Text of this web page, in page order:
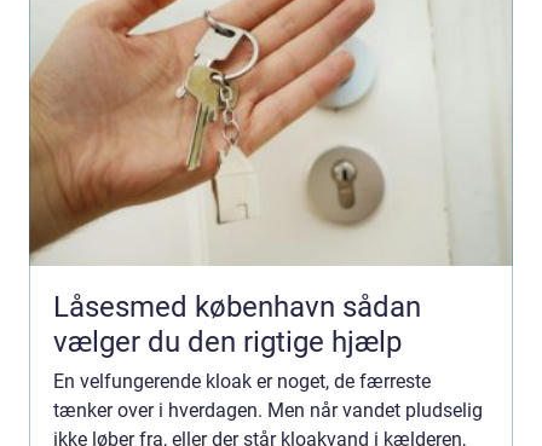
Låsesmed københavn sådan
vælger du den rigtige hjælp
En velfungerende kloak er noget, de færreste
tænker over i hverdagen. Men når vandet pludselig
ikke løber fra, eller der står kloakvand i kælderen,